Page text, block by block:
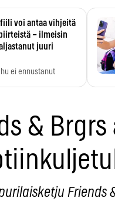
voi antaa vihjeitä
– ilmeisin
juuri
ei ennustanut
&
Friends